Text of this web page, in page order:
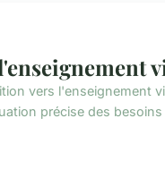
vers l'enseignement
précise des